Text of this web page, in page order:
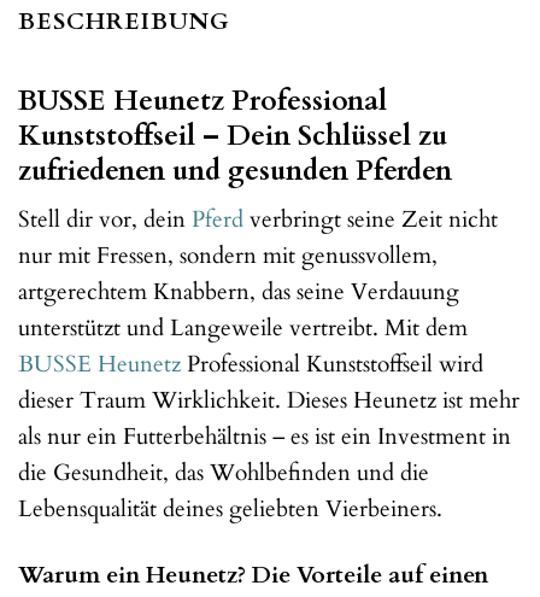
BESCHREIBUNG
BUSSE Heunetz Professional
Kunststoffseil – Dein Schlüssel zu
zufriedenen und gesunden Pferden
Stell dir vor, deinPferdverbringt seine Zeit nicht
nur mit Fressen, sondern mit genussvollem,
artgerechtem Knabbern, das seine Verdauung
unterstützt und Langeweile vertreibt. Mit dem
BUSSE HeunetzProfessional Kunststoffseil wird
dieser Traum Wirklichkeit. Dieses Heunetz ist mehr
als nur ein Futterbehältnis – es ist ein Investment in
die Gesundheit, das Wohlbefinden und die
Lebensqualität deines geliebten Vierbeiners.
Warum ein Heunetz? Die Vorteile auf einen